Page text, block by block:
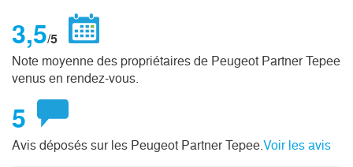
3,5/5
Note moyenne des propriétaires de Peugeot Partner Tepee
venus en rendez-vous.
5
Avis déposés sur les Peugeot Partner Tepee. Voir les avis